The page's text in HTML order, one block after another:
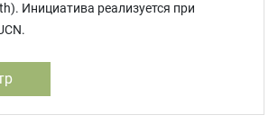
Инициатива реализуется при